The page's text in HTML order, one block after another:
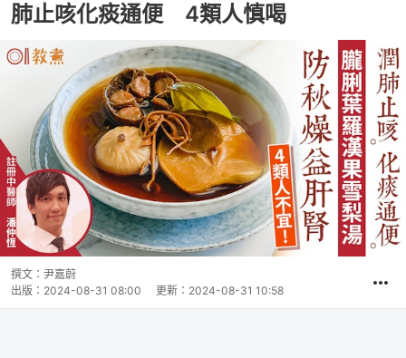
肺止咳化痰通便 4類人慎喝
撰文： 尹嘉蔚
出版： 2024-08-31 08:00 更新： 2024-08-31 10:58